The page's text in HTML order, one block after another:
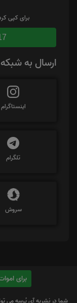
برای کپی
ارسال به
اینستاگرام
تلگرام
سروش
برای اموات خود
شما در نشریه آی پُرسِه می